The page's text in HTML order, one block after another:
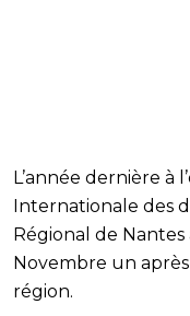
L’année dernière à
Internationale des
Régional de
Novembre un
région.